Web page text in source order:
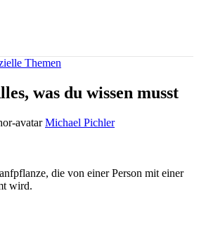
Themen
was du wissen musst
Michael Pichler